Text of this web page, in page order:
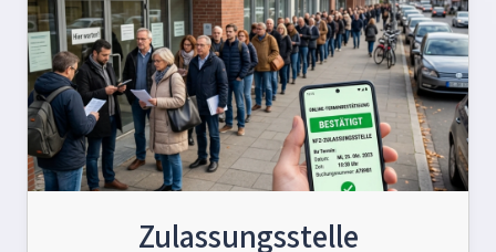
Zulassungsstelle